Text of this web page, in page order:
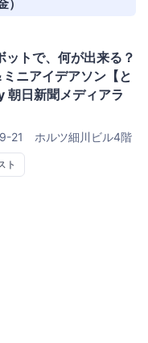
ットで、何が出来る？
ニアイデアソン【と
日新聞メディアラ
21 ホルツ細川ビル4階
室
ト